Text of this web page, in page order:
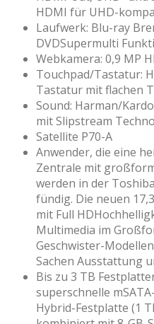
HDMI für UHD-
Laufwerk: Blu-ray
DVDSupermulti
Webkamera: 0,9 MP
Touchpad/Tastatur:
Tastatur mit flachen
Sound: Harman/
mit Slipstream
Satellite P70-A
Anwender, die eine
Zentrale mit
werden in der
fündig. Die neuen
mit Full
Multimedia im
Geschwister-
Sachen Ausstattung
Bis zu 3 TB
superschnelle
Hybrid-Festplatte (1